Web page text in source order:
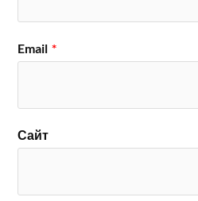
Email *
Сайт